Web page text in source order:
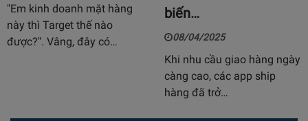
"Em kinh doanh mặt hàng
này thì Target thế nào
được?". Vâng, đây có…
biến…
08/04/2025
Khi nhu cầu giao hàng ngày
càng cao, các app ship
hàng đã trở…